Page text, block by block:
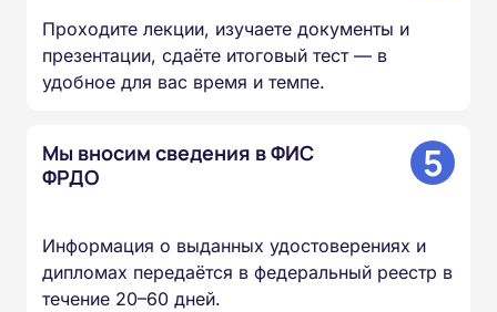
Проходите лекции, изучаете документы и
презентации, сдаёте итоговый тест — в
удобное для вас время и темпе.
Мы вносим сведения в ФИС
ФРДО
5
Информация о выданных удостоверениях и
дипломах передаётся в федеральный реестр в
течение 20–60 дней.